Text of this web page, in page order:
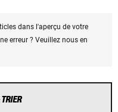
dans l'aperçu de votre
erreur ? Veuillez nous en